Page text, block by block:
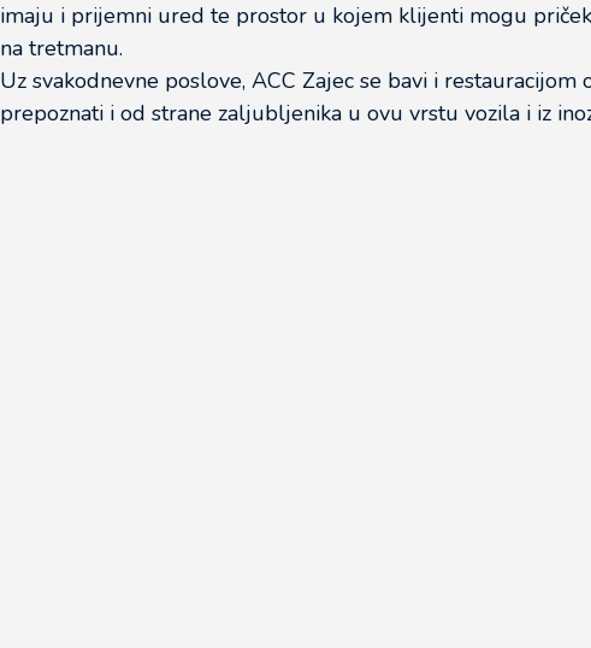
imaju i prijemni ured te prostor u kojem klijenti mogu
na tretmanu.
Uz svakodnevne poslove, ACC Zajec se bavi i
prepoznati i od strane zaljubljenika u ovu vrstu vozila i iz